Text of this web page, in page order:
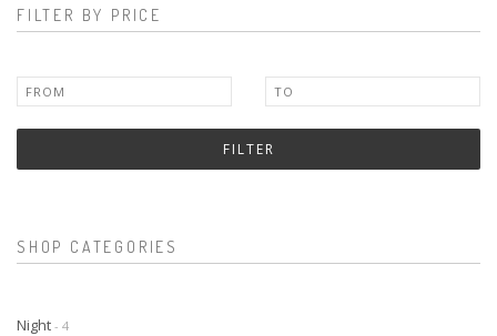
FILTER BY PRICE
FILTER
SHOP CATEGORIES
Night - 4